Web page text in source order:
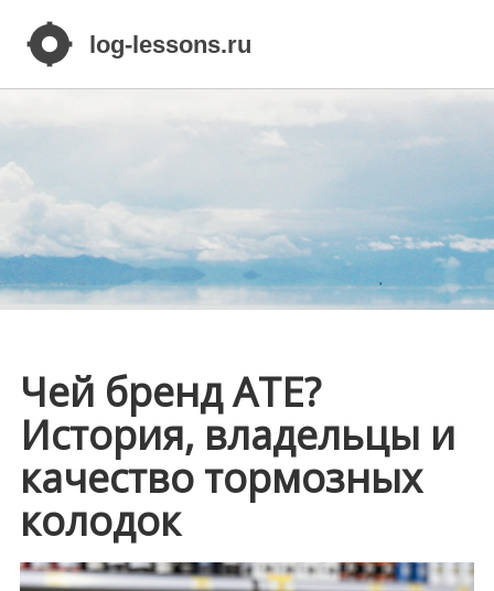
Чей бренд ATE?
История, владельцы и
качество тормозных
колодок